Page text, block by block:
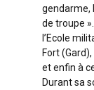
gendarme,
de troupe
l’Ecole
Fort
et enfin à
Durant sa